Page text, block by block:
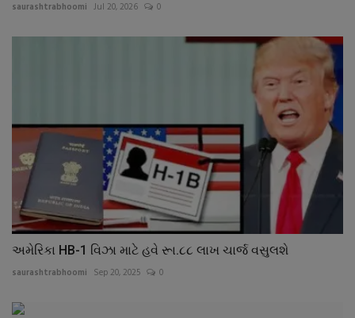
saurashtrabhoomi Jul 20, 2026 0
અમેરિકા HB-1 વિઝા માટે હવે રૂા.૮૮ લાખ ચાર્જ વસુલશે
saurashtrabhoomi Sep 20, 2025 0